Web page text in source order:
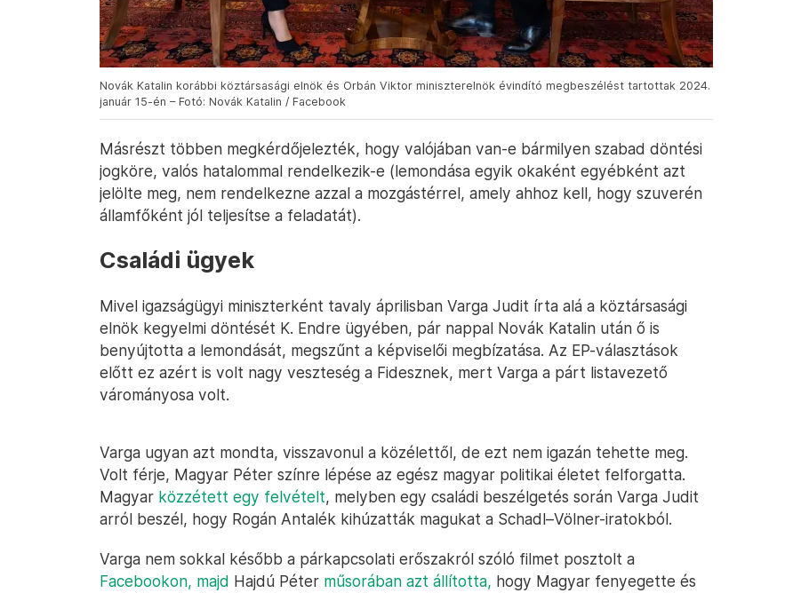
Novák Katalin korábbi köztársasági elnök és Orbán Viktor miniszterelnök évindító megbeszélést tartottak 2024.
január 15-én – Fotó: Novák Katalin / Facebook
Másrészt többen megkérdőjelezték, hogy valójában van-e bármilyen szabad döntési
jogköre, valós hatalommal rendelkezik-e (lemondása egyik okaként egyébként azt
jelölte meg, nem rendelkezne azzal a mozgástérrel, amely ahhoz kell, hogy szuverén
államfőként jól teljesítse a feladatát).
Családi ügyek
Mivel igazságügyi miniszterként tavaly áprilisban Varga Judit írta alá a köztársasági
elnök kegyelmi döntését K. Endre ügyében, pár nappal Novák Katalin után ő is
benyújtotta a lemondását, megszűnt a képviselői megbízatása. Az EP-választások
előtt ez azért is volt nagy veszteség a Fidesznek, mert Varga a párt listavezető
várományosa volt.
Varga ugyan azt mondta, visszavonul a közélettől, de ezt nem igazán tehette meg.
Volt férje, Magyar Péter színre lépése az egész magyar politikai életet felforgatta.
Magyar közzétett egy felvételt, melyben egy családi beszélgetés során Varga Judit
arról beszél, hogy Rogán Antalék kihúzatták magukat a Schadl–Völner-iratokból.
Varga nem sokkal később a párkapcsolati erőszakról szóló filmet posztolt a
Facebookon, majd Hajdú Péter műsorában azt állította, hogy Magyar fenyegette és